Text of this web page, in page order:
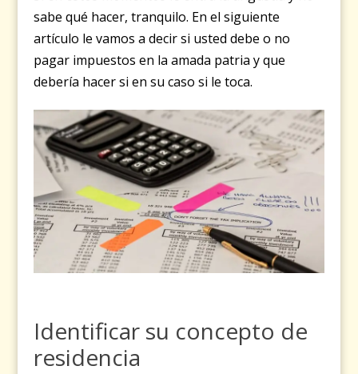
sabe qué hacer, tranquilo. En el siguiente
artículo le vamos a decir si usted debe o no
pagar impuestos en la amada patria y que
debería hacer si en su caso si le toca.
Identificar su concepto de
residencia